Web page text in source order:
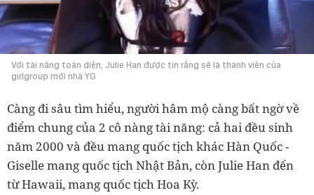
Với tài năng toàn diện, Julie Han được tin rằng sẽ là thành viên của
girlgroup mới nhà YG
Càng đi sâu tìm hiểu, người hâm mộ càng bất ngờ về
điểm chung của 2 cô nàng tài năng: cả hai đều sinh
năm 2000 và đều mang quốc tịch khác Hàn Quốc -
Giselle mang quốc tịch Nhật Bản, còn Julie Han đến
từ Hawaii, mang quốc tịch Hoa Kỳ.